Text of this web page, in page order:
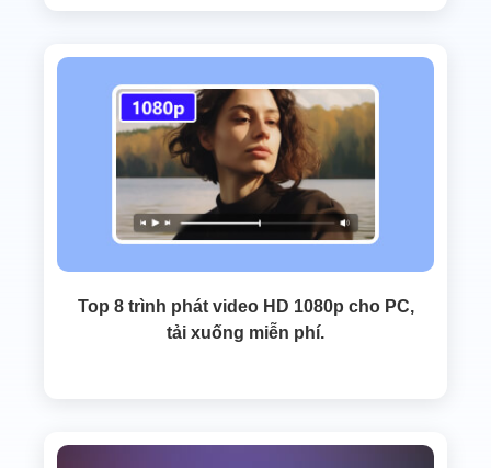
Top 8 trình phát video HD 1080p cho PC,
tải xuống miễn phí.